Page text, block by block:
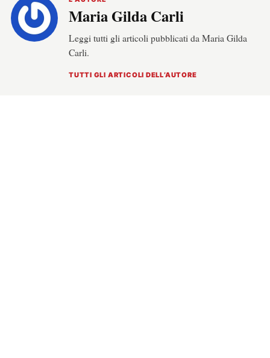
Maria Gilda Carli
Leggi tutti gli articoli pubblicati da Maria Gilda
Carli.
TUTTI GLI ARTICOLI DELL’AUTORE